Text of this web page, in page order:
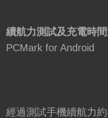
續航力測試及充電時
PCMark for Android
經過測試手機續航力